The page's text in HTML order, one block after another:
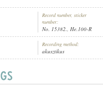
Record number, sticker
number:
No. 15382., He.100-R
Recording method:
akusztikus